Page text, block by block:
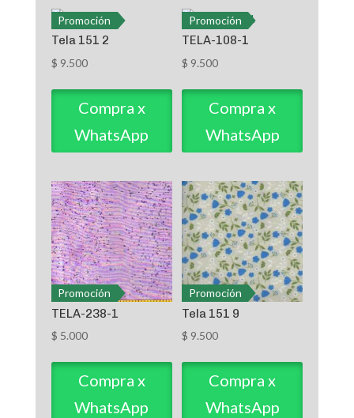
Promoción
Tela 151 2
$ 9.500
Compra x
WhatsApp
Promoción
TELA-108-1
$ 9.500
Compra x
WhatsApp
Promoción
TELA-238-1
$ 5.000
Compra x
WhatsApp
Promoción
Tela 151 9
$ 9.500
Compra x
WhatsApp